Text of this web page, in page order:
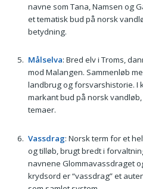
navne som Tana, Namsen og
et tematisk bud på norsk
betydning.
Målselva: Bred elv i Troms,
mod Malangen. Sammenløb
landbrug og forsvarshistorie. I
markant bud på norsk
temaer.
Vassdrag: Norsk term for et
og tilløb, brugt bredt i
navnene Glommavassdraget
krydsord er “vassdrag” et